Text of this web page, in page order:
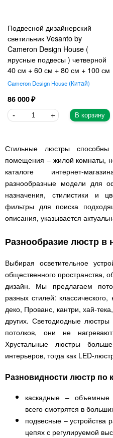
Подвесной дизайнерский
светильник Vesanto by
Cameron Design House (
ярусные подвесы ) четверной
40 см + 60 см + 80 см + 100 см
Cameron Design House Китай
86 000
В корзину
Стильные люстры способны
помещения – жилой комнаты,
каталоге интернет-
разнообразные модели для
назначения, стилистики и
фильтры для поиска
описания, указывается
Разнообразие люстр в
Выбирая осветительное
общественного пространства,
дизайн. Мы предлагаем
разных стилей:
деко, Прованс, кантри, хай-
других. Светодиодные
потолков, они не
Хрустальные люстры
интерьеров, тогда как LED-
Разновидности люстр по
каскадные –
всего смотрятся в
подвесные – устройства
цепях с регулируемой